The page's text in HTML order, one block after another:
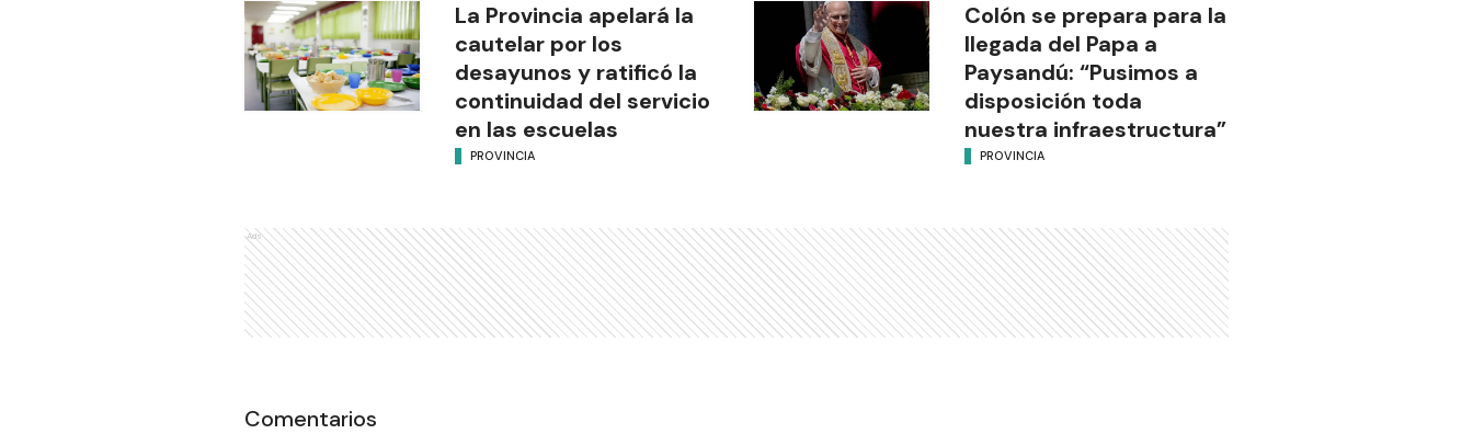
La Provincia apelará la
cautelar por los
desayunos y ratificó la
continuidad del servicio
en las escuelas
PROVINCIA
Colón se prepara para la
llegada del Papa a
Paysandú: “Pusimos a
disposición toda
nuestra infraestructura”
PROVINCIA
Ads
Comentarios